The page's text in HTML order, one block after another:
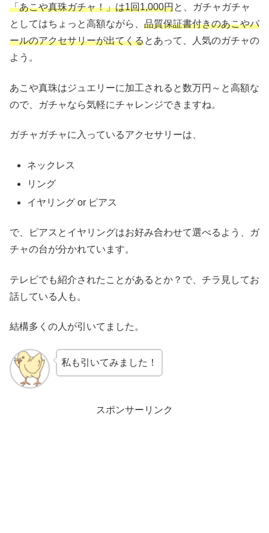
「あこや真珠ガチャ！」は1回1,000円と、ガチャガチャ
としてはちょっと高額ながら、 品質保証書付きのあこやパ
ールのアクセサリーが出てくるとあって、人気のガチャの
よう。
あこや真珠はジュエリーに加工されると数万円～と高額な
ので、ガチャなら気軽にチャレンジできますね。
ガチャガチャに入っているアクセサリーは、
ネックレス
リング
イヤリング or ピアス
で、ピアスとイヤリングはお好み合わせて選べるよう、ガ
チャの台が分かれています。
テレビでも紹介されたことがあるとか？で、チラ見してお
話している人も。
結構多くの人が引いてました。
私も引いてみました！
スポンサーリンク